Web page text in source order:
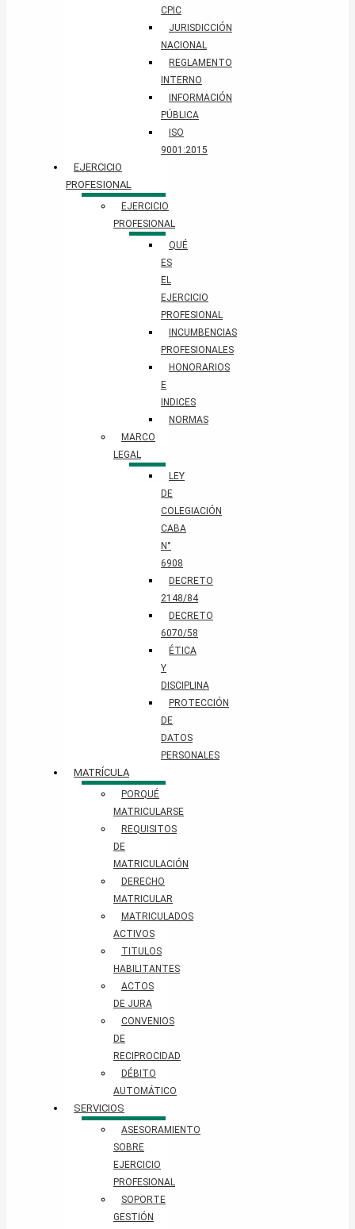
CPIC
JURISDICCIÓN
NACIONAL
REGLAMENTO
INTERNO
INFORMACIÓN
PÚBLICA
ISO
9001:2015
EJERCICIO
PROFESIONAL
EJERCICIO
PROFESIONAL
QUÉ
ES
EL
EJERCICIO
PROFESIONAL
INCUMBENCIAS
PROFESIONALES
HONORARIOS
E
INDICES
NORMAS
MARCO
LEGAL
LEY
DE
COLEGIACIÓN
CABA
N°
6908
DECRETO
2148/84
DECRETO
6070/58
ÉTICA
Y
DISCIPLINA
PROTECCIÓN
DE
DATOS
PERSONALES​
MATRÍCULA
PORQUÉ
MATRICULARSE
REQUISITOS
DE
MATRICULACIÓN
DERECHO
MATRICULAR
MATRICULADOS
ACTIVOS
TITULOS
HABILITANTES
ACTOS
DE JURA
CONVENIOS
DE
RECIPROCIDAD
DÉBITO
AUTOMÁTICO
SERVICIOS
ASESORAMIENTO
SOBRE
EJERCICIO
PROFESIONAL
SOPORTE
GESTIÓN